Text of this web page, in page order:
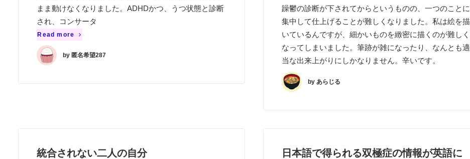
まま動けなくなりました。ADHDかつ、うつ状態と診断
され、コンサータ
Read more
by 匿名希望287
躁鬱の診断が下されてからというものの、一つのことに
集中して仕上げることが難しくなりました。私は絵を描
いているんですが、細かいものを緻密に描くのが難しく
なってしまいました。筆跡が雑になったり、なんとも適
当な出来上がりにしかなりません。辛いです。
by あらじる
統合されない二人の自分
日本語で得られる双極症の情報が英語に